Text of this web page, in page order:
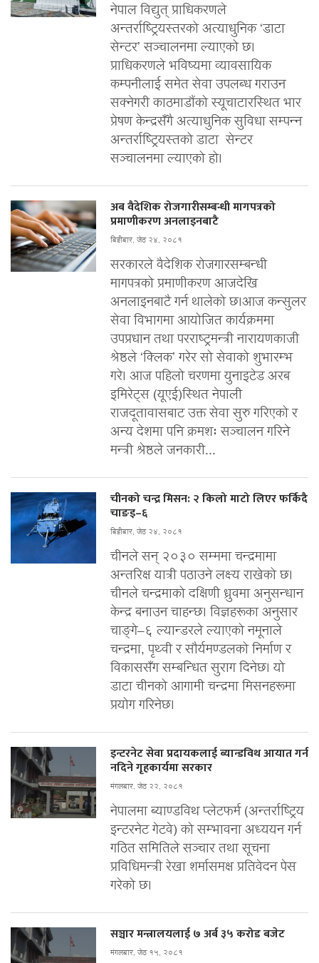
नेपाल विद्युत् प्राधिकरणले
अन्तर्राष्ट्रियस्तरको अत्याधुनिक ‘डाटा
सेन्टर’ सञ्चालनमा ल्याएको छ।
प्राधिकरणले भविष्यमा व्यावसायिक
कम्पनीलाई समेत सेवा उपलब्ध गराउन
सक्नेगरी काठमाडौंको स्यूचाटारस्थित भार
प्रेषण केन्द्रसँगै अत्याधुनिक सुविधा सम्पन्न
अन्तर्राष्ट्रियस्तको डाटा सेन्टर
सञ्चालनमा ल्याएको हो।
अब वैदेशिक रोजगारीसम्बन्धी मागपत्रको
प्रमाणीकरण अनलाइनबाटै
बिहीबार, जेठ २४, २०८१
सरकारले वैदेशिक रोजगारसम्बन्धी
मागपत्रको प्रमाणीकरण आजदेखि
अनलाइनबाटै गर्न थालेको छ।आज कन्सुलर
सेवा विभागमा आयोजित कार्यक्रममा
उपप्रधान तथा परराष्ट्रमन्त्री नारायणकाजी
श्रेष्ठले ‘क्लिक’ गरेर सो सेवाको शुभारम्भ
गरे। आज पहिलो चरणमा युनाइटेड अरब
इमिरेट्स (यूएई)स्थित नेपाली
राजदूतावासबाट उक्त सेवा सुरु गरिएको र
अन्य देशमा पनि क्रमशः सञ्चालन गरिने
मन्त्री श्रेष्ठले जनकारी...
चीनको चन्द्र मिसन: २ किलो माटो लिएर फर्किदै
चाङइ–६
बिहीबार, जेठ २४, २०८१
चीनले सन् २०३० सम्ममा चन्द्रमामा
अन्तरिक्ष यात्री पठाउने लक्ष्य राखेको छ।
चीनले चन्द्रमाको दक्षिणी ध्रुवमा अनुसन्धान
केन्द्र बनाउन चाहन्छ। विज्ञहरूका अनुसार
चाङ्गे–६ ल्यान्डरले ल्याएको नमूनाले
चन्द्रमा, पृथ्वी र सौर्यमण्डलको निर्माण र
विकाससँग सम्बन्धित सुराग दिनेछ। यो
डाटा चीनको आगामी चन्द्रमा मिसनहरूमा
प्रयोग गरिनेछ।
इन्टरनेट सेवा प्रदायकलाई ब्यान्डविथ आयात गर्न
नदिने गृहकार्यमा सरकार
मंगलबार, जेठ २२, २०८१
नेपालमा ब्याण्डविथ प्लेटफर्म (अन्तर्राष्ट्रिय
इन्टरनेट गेटवे) को सम्भावना अध्ययन गर्न
गठित समितिले सञ्चार तथा सूचना
प्रविधिमन्त्री रेखा शर्मासमक्ष प्रतिवेदन पेस
गरेको छ।
सञ्चार मन्त्रालयलाई ७ अर्ब ३५ करोड बजेट
मंगलबार, जेठ १५, २०८१